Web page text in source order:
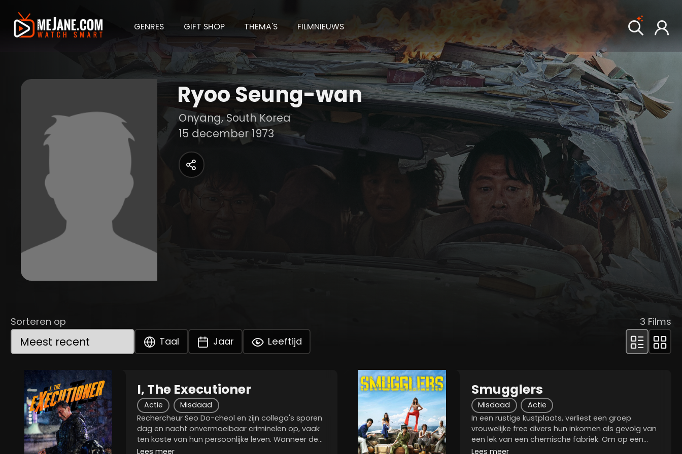
GENRES GIFT SHOP THEMA'S FILMNIEUWS
Ryoo Seung-wan
Onyang, South Korea
15 december 1973
Sorteren op
Taal
Jaar Leeftijd
3 Films
I, The Executioner
Actie
Misdaad
Rechercheur Seo Do-cheol en zijn collega's sporen
dag en nacht onvermoeibaar criminelen op, vaak
ten koste van hun persoonlijke leven. Wanneer de
moord op een professor verbanden legt met
Lees meer
Smugglers
Misdaad
Actie
In een rustige kustplaats, verliest een groep
vrouwelijke free divers hun inkomen als gevolg van
een lek van een chemische fabriek. Om op een
andere manier geld te verdienen, bevinden Chun-
Lees meer